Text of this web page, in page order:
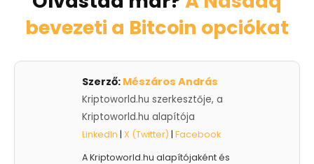
bevezeti a Bitcoin opciókat
Szerző: Mészáros András
Kriptoworld.hu szerkesztője, a
Kriptoworld.hu alapítója
LinkedIn | X (Twitter) | Facebook
A Kriptoworld.hu alapítójaként és